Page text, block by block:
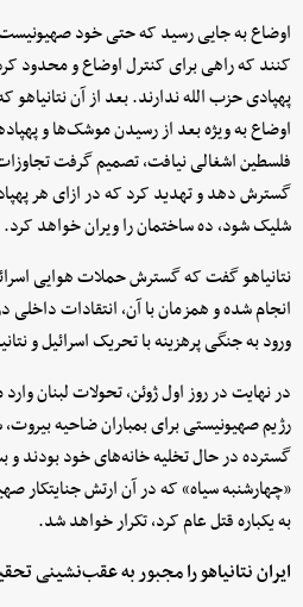
اوضاع به جایی رسید که حتی خود
کنند که راهی برای کنترل اوضاع و محدود
پهپادی حزب الله ندارند. بعد از آن نتانیاهو
اوضاع به ویژه بعد از رسیدن موشک‌ها و
فلسطین اشغالی نیافت، تصمیم گرفت
گسترش دهد و تهدید کرد که در ازای هر
شلیک شود، ده ساختمان را ویران خواهد کرد.
نتانیاهو گفت که گسترش حملات هوایی
انجام شده و همزمان با آن، انتقادات داخلی
ورود به جنگی پرهزینه با تحریک اسرائیل و
در نهایت در روز اول ژوئن، تحولات لبنان
رژیم صهیونیستی برای بمباران ضاحیه
گسترده در حال تخلیه خانه‌های خود بودند و
به یکباره قتل عام کرد، تکرار خواهد شد.
ایران نتانیاهو را مجبور به عقب‌نشینی